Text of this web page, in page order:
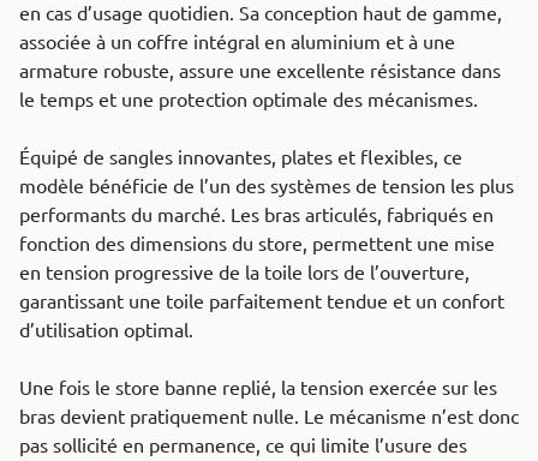
en cas d’usage quotidien. Sa conception haut de gamme,
associée à un coffre intégral en aluminium et à une
armature robuste, assure une excellente résistance dans
le temps et une protection optimale des mécanismes.
Équipé de sangles innovantes, plates et flexibles, ce
modèle bénéficie de l’un des systèmes de tension les plus
performants du marché. Les bras articulés, fabriqués en
fonction des dimensions du store, permettent une mise
en tension progressive de la toile lors de l’ouverture,
garantissant une toile parfaitement tendue et un confort
d’utilisation optimal.
Une fois le store banne replié, la tension exercée sur les
bras devient pratiquement nulle. Le mécanisme n’est donc
pas sollicité en permanence, ce qui limite l’usure des